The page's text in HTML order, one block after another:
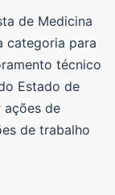
de Medicina
categoria para
técnico
Estado de
ações de
de trabalho